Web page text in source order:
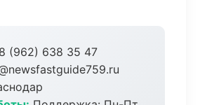
8 (962) 638 35 47